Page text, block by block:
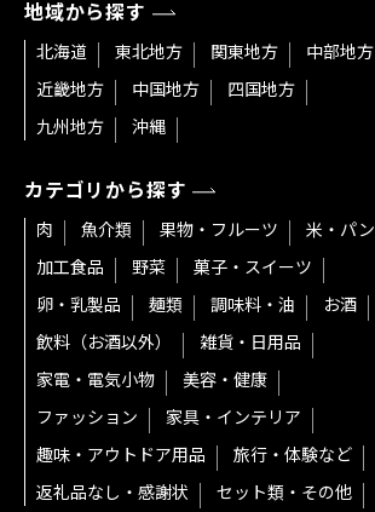
地域から探す
北海道 東北地方 関東地方
中部地方
近畿地方
中国地方
四国地方
九州地方
沖縄
カテゴリから探す
肉 魚介類 果物・フルーツ
米・パン
加工食品
野菜
菓子・スイーツ
卵・乳製品
麺類 調味料・油
お酒
飲料（お酒以外）
雑貨・日用品
家電・電気小物
美容・健康
ファッション
家具・インテリア
趣味・アウトドア用品
旅行・体験など
返礼品なし・感謝状
セット類・その他